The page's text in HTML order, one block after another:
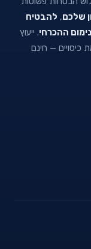
שלכם, להבטיח
ההכרחי. ייעוץ
כיסויים — חינם